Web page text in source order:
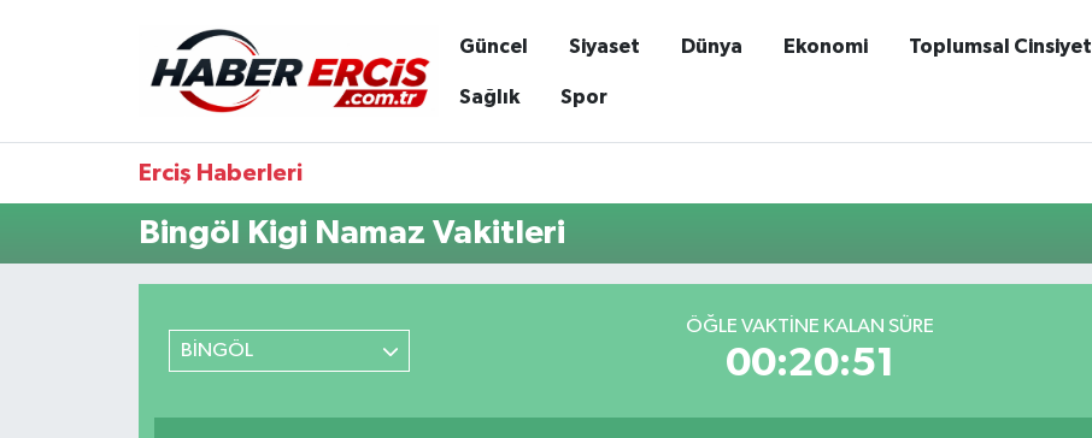
Güncel Siyaset Dünya Ekonomi Toplumsal Cinsiyet
Sağlık Spor
Erciş Haberleri
Bingöl Kigi Namaz Vakitleri
BİNGÖL
ÖĞLE VAKTINE KALAN SÜRE
00:20:51